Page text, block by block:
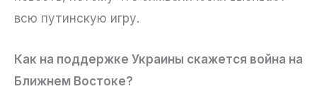
всю путинскую игру.
Как на поддержке Украины скажется война на
Ближнем Востоке?